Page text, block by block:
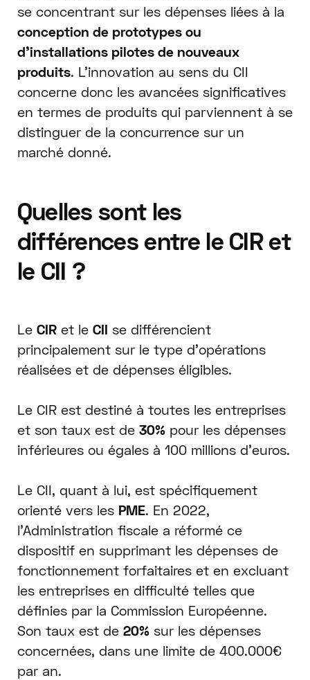
se concentrant sur les dépenses liées à la
conception de prototypes ou
d'installations pilotes de nouveaux
produits. L'innovation au sens du CII
concerne donc les avancées significatives
en termes de produits qui parviennent à se
distinguer de la concurrence sur un
marché donné.
Quelles sont les
différences entre le CIR et
le CII ?
Le CIRet le CII se différencient
principalement sur le type d'opérations
réalisées et de dépenses éligibles.
Le CIR est destiné à toutes les entreprises
et son taux est de 30%pour les dépenses
inférieures ou égales à 100 millions d'euros.
Le CII, quant à lui, est spécifiquement
orienté vers les PME. En 2022,
l'Administration fiscale a réformé ce
dispositif en supprimant les dépenses de
fonctionnement forfaitaires et en excluant
les entreprises en difficulté telles que
définies par la Commission Européenne.
Son taux est de 20%sur les dépenses
concernées, dans une limite de 400.000€
par an.